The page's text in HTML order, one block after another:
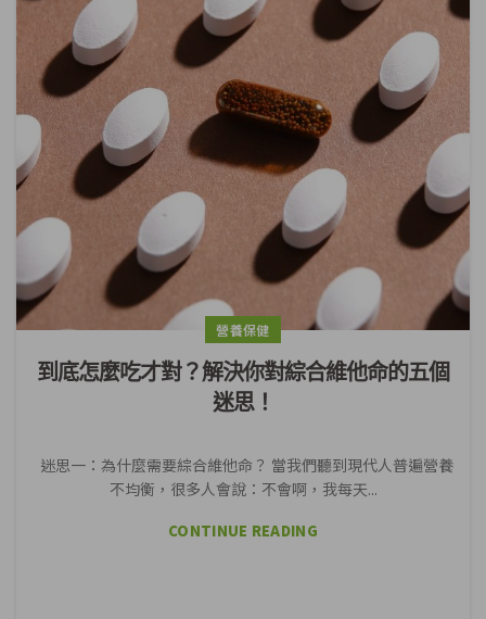
營養保健
到底怎麼吃才對？解決你對綜合維他命的五個
迷思！
迷思一：為什麼需要綜合維他命？ 當我們聽到現代人普遍營養
不均衡，很多人會說：不會啊，我每天...
CONTINUE READING